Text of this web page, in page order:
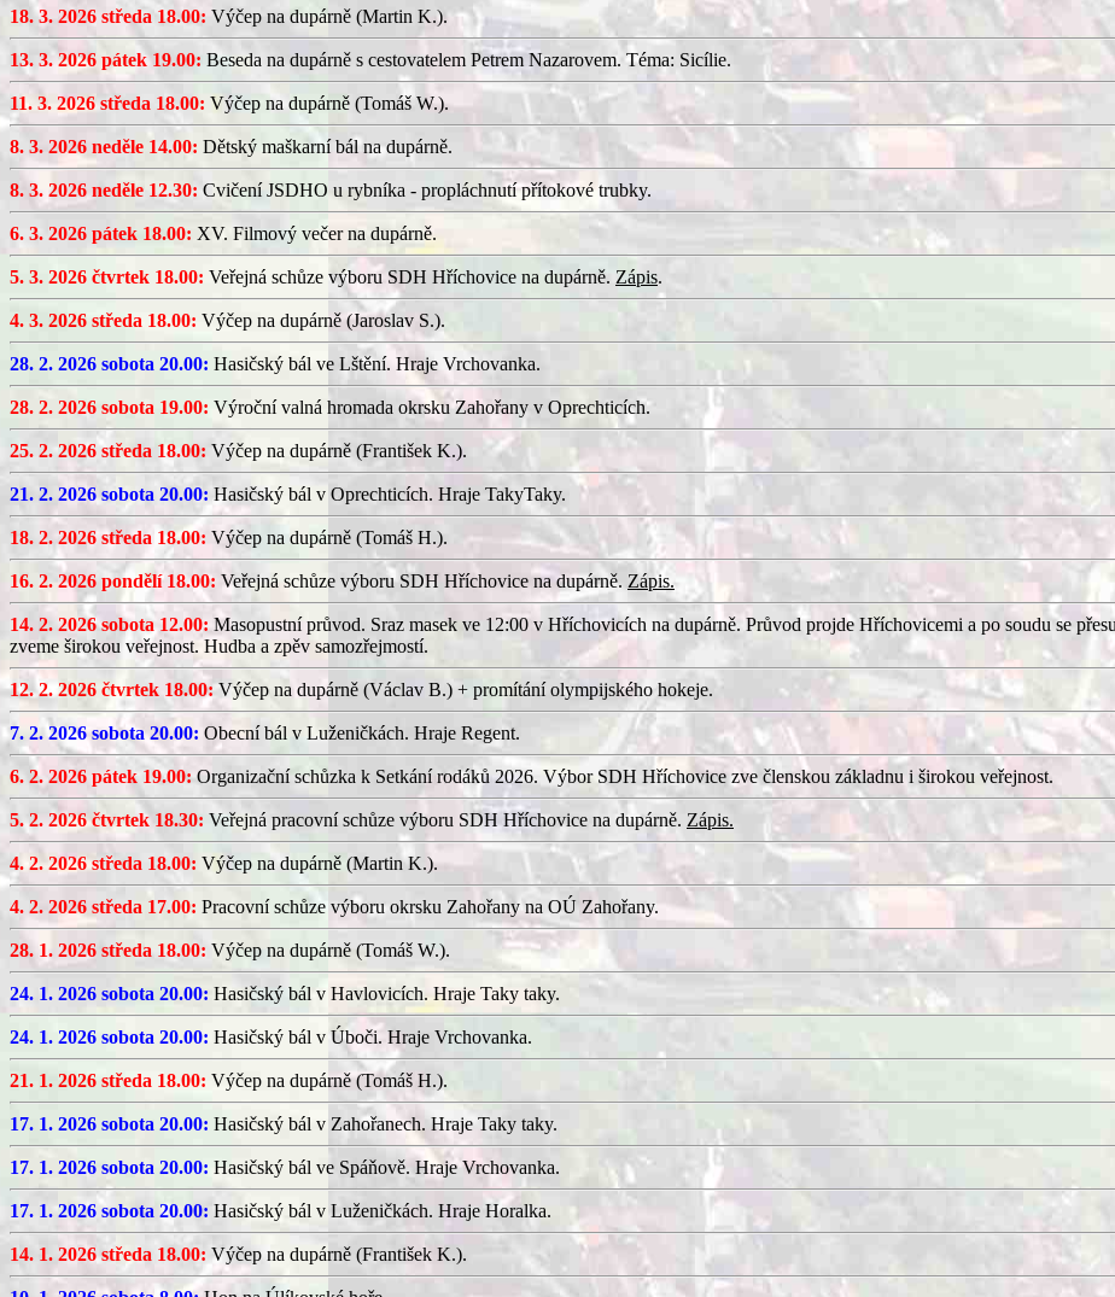
18. 3. 2026 středa 18.00: Výčep na dupárně (Martin K.).
13. 3. 2026 pátek 19.00: Beseda na dupárně s cestovatelem Petrem Nazarovem. Téma: Sicílie.
11. 3. 2026 středa 18.00: Výčep na dupárně (Tomáš W.).
8. 3. 2026 neděle 14.00: Dětský maškarní bál na dupárně.
8. 3. 2026 neděle 12.30: Cvičení JSDHO u rybníka - propláchnutí přítokové trubky.
6. 3. 2026 pátek 18.00: XV. Filmový večer na dupárně.
5. 3. 2026 čtvrtek 18.00: Veřejná schůze výboru SDH Hříchovice na dupárně. Zápis.
4. 3. 2026 středa 18.00: Výčep na dupárně (Jaroslav S.).
28. 2. 2026 sobota 20.00: Hasičský bál ve Lštění. Hraje Vrchovanka.
28. 2. 2026 sobota 19.00: Výroční valná hromada okrsku Zahořany v Oprechticích.
25. 2. 2026 středa 18.00: Výčep na dupárně (František K.).
21. 2. 2026 sobota 20.00: Hasičský bál v Oprechticích. Hraje TakyTaky.
18. 2. 2026 středa 18.00: Výčep na dupárně (Tomáš H.).
16. 2. 2026 pondělí 18.00: Veřejná schůze výboru SDH Hříchovice na dupárně. Zápis.
14. 2. 2026 sobota 12.00: Masopustní průvod. Sraz masek ve 12:00 v Hříchovicích na dupárně. Průvod projde Hříchovicemi a po soudu se
zveme širokou veřejnost. Hudba a zpěv samozřejmostí.
12. 2. 2026 čtvrtek 18.00: Výčep na dupárně (Václav B.) + promítání olympijského hokeje.
7. 2. 2026 sobota 20.00: Obecní bál v Luženičkách. Hraje Regent.
6. 2. 2026 pátek 19.00:Organizační schůzka k Setkání rodáků 2026. Výbor SDH Hříchovice zve členskou základnu i širokou veřejnost.
5. 2. 2026 čtvrtek 18.30: Veřejná pracovní schůze výboru SDH Hříchovice na dupárně. Zápis.
4. 2. 2026 středa 18.00: Výčep na dupárně (Martin K.).
4. 2. 2026 středa 17.00: Pracovní schůze výboru okrsku Zahořany na OÚ Zahořany.
28. 1. 2026 středa 18.00: Výčep na dupárně (Tomáš W.).
24. 1. 2026 sobota 20.00: Hasičský bál v Havlovicích. Hraje Taky taky.
24. 1. 2026 sobota 20.00: Hasičský bál v Úboči. Hraje Vrchovanka.
21. 1. 2026 středa 18.00: Výčep na dupárně (Tomáš H.).
17. 1. 2026 sobota 20.00: Hasičský bál v Zahořanech. Hraje Taky taky.
17. 1. 2026 sobota 20.00: Hasičský bál ve Spáňově. Hraje Vrchovanka.
17. 1. 2026 sobota 20.00: Hasičský bál v Luženičkách. Hraje Horalka.
14. 1. 2026 středa 18.00: Výčep na dupárně (František K.).